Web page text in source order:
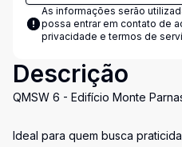
As informações serão
possa entrar em contato de
privacidade e termos de
Descrição
QMSW 6 - Edifício Monte
Ideal para quem busca